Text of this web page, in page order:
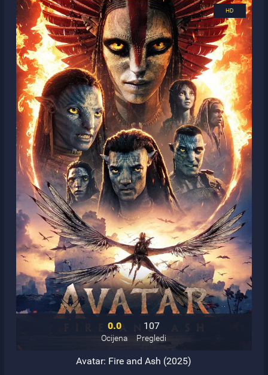
0.0
Ocijena
107
Pregledi
Avatar: Fire and Ash (2025)